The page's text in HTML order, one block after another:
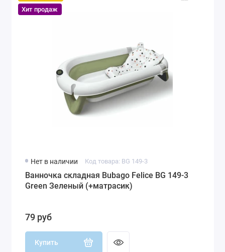
Хит продаж
Нет в наличии Код товара: BG 149-3
Ванночка складная Bubago Felice BG 149-3
Green Зеленый (+матрасик)
79 руб
Купить